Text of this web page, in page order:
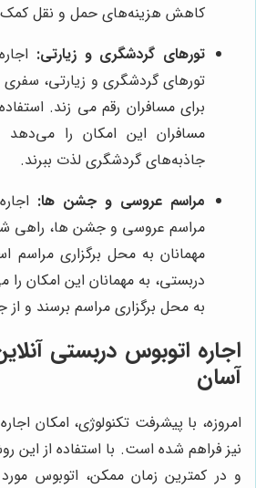
کاهش هزینه‌های حمل و نقل
تورهای گردشگری و زیارتی:
تورهای گردشگری و زیارتی، سفری
برای مسافران رقم می زند.
مسافران این امکان را می‌دهد
جاذبه‌های گردشگری لذت ببرند.
مراسم عروسی و جشن ها:
مراسم عروسی و جشن ها، راهی
مهمانان به محل برگزاری مراسم
دربستی، به مهمانان این امکان
به محل برگزاری مراسم برسند و
اجاره اتوبوس دربستی
آسان
امروزه، با پیشرفت تکنولوژی، امکان
نیز فراهم شده است. با استفاده از این
و در کمترین زمان ممکن، اتوبوس